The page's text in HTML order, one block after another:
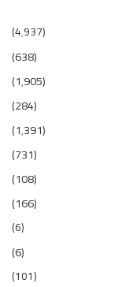
(4٬937)
(638)
(1٬905)
(284)
(1٬391)
(731)
(108)
(166)
(6)
(6)
(101)